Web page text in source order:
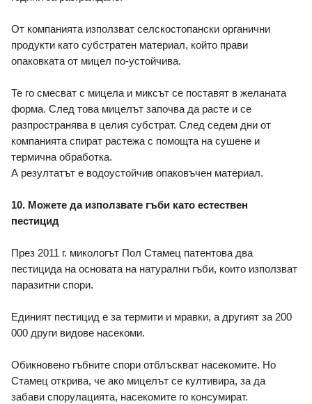
От компанията използват селскостопански органични
продукти като субстратен материал, който прави
опаковката от мицел по-устойчива.
Те го смесват с мицела и миксът се поставят в желаната
форма. След това мицелът започва да расте и се
разпространява в целия субстрат. След седем дни от
компанията спират растежа с помощта на сушене и
термична обработка.
А резултатът е водоустойчив опаковъчен материал.
10. Можете да използвате гъби като естествен
пестицид
През 2011 г. микологът Пол Стамец патентова два
пестицида на основата на натурални гъби, които използват
паразитни спори.
Единият пестицид е за термити и мравки, а другият за 200
000 други видове насекоми.
Обикновено гъбните спори отблъскват насекомите. Но
Стамец открива, че ако мицелът се култивира, за да
забави спорулацията, насекомите го консумират.